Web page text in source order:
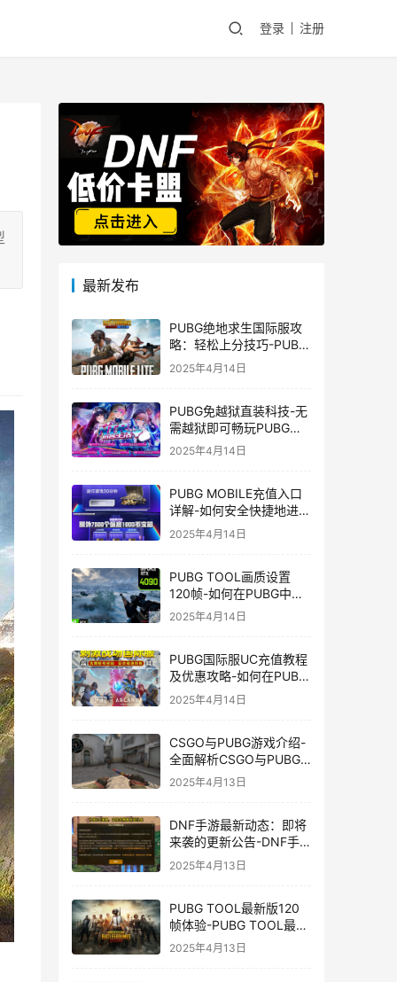
登录 注册
最新发布
PUBG绝地求生国际服攻
略：轻松上分技巧-PUBG
绝地求生国际服新手入门
2025年4月14日
PUBG免越狱直装科技-无
需越狱即可畅玩PUBG的
安装技巧
2025年4月14日
PUBG MOBILE充值入口
详解-如何安全快捷地进行
PUBG MOBILE充值
2025年4月14日
PUBG TOOL画质设置
120帧-如何在PUBG中使
用PUBG TOOL实现120
2025年4月14日
PUBG国际服UC充值教程
及优惠攻略-如何在PUBG
国际服中进行高效且安全
的UC充值
2025年4月14日
CSGO与PUBG游戏介绍-
全面解析CSGO与PUBG
这两款热门射击游戏
2025年4月13日
DNF手游最新动态：即将
来袭的更新公告-DNF手
游最新消息与更新时间表
2025年4月13日
PUBG TOOL最新版120
帧体验-PUBG TOOL最新
版120帧游戏体验优化
2025年4月13日